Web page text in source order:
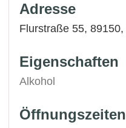
Adresse
Flurstraße 55, 89150,
Eigenschaften
Alkohol
Öffnungszeiten